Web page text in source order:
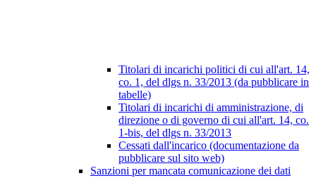
Titolari di incarichi politici di cui all'art. 14,
co. 1, del dlgs n. 33/2013 (da pubblicare in
tabelle)
Titolari di incarichi di amministrazione, di
direzione o di governo di cui all'art. 14, co.
1-bis, del dlgs n. 33/2013
Cessati dall'incarico (documentazione da
pubblicare sul sito web)
Sanzioni per mancata comunicazione dei dati